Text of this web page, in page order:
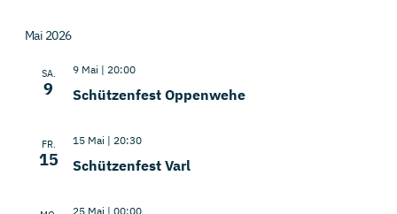
wählen.
Mai 2026
SA.
9 Schützenfest Oppenwehe
9 Mai | 20:00
FR.
15 Schützenfest Varl
15 Mai | 20:30
25 Mai | 00:00